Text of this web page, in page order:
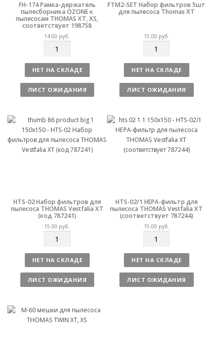
FH-174 Рамка-держатель
пылесборника OZONE к
пылесосам THOMAS XT, XS,
соответствует 198758
14.00 руб.
л
и
ч
е
в
о
НЕТ НА СКЛАДЕ
ЛИСТ ОЖИДАНИЯ
FTM2-SET Набор фильтров 5шт
для пылесоса Thomas XT
15.00 руб.
л
и
ч
е
в
о
НЕТ НА СКЛАДЕ
ЛИСТ ОЖИДАНИЯ
HTS-02 Набор фильтров для
пылесоса THOMAS Vestfalia XT
(код 787241)
15.00 руб.
л
и
ч
е
в
о
НЕТ НА СКЛАДЕ
ЛИСТ ОЖИДАНИЯ
HTS-02/1 HEPA-фильтр для
пылесоса THOMAS Vestfalia XT
(соответствует 787244)
15.00 руб.
л
и
ч
е
НЕТ НА СКЛАДЕ
ЛИСТ ОЖИДАНИЯ